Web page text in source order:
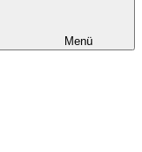
Menü